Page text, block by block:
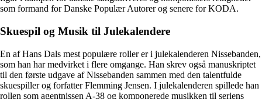
som formand for Danske Populær Autorer og senere for KODA.
Skuespil og Musik til Julekalendere
En af Hans Dals mest populære roller er i julekalenderen Nissebanden,
som han har medvirket i flere omgange. Han skrev også manuskriptet
til den første udgave af Nissebanden sammen med den talentfulde
skuespiller og forfatter Flemming Jensen. I julekalenderen spillede han
rollen som agentnissen A-38 og komponerede musikken til seriens